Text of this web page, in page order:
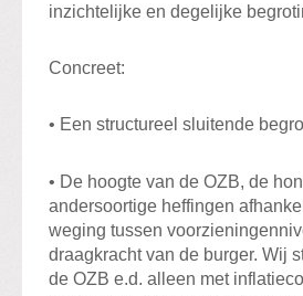
inzichtelijke en degelijke
Concreet:
• Een structureel sluitende
• De hoogte van de OZB, de
andersoortige heffingen
weging tussen
draagkracht van de burger. Wij
de OZB e.d. alleen met